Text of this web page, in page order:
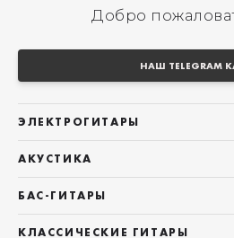
Добро
НАШ TELEGRAM
ЭЛЕКТРОГИТАРЫ
Telecaster
Les Paul
АКУСТИКА
Фолки (ОМ, 000, 00)
БАС-ГИТАРЫ
КЛАССИЧЕСКИЕ ГИТАРЫ